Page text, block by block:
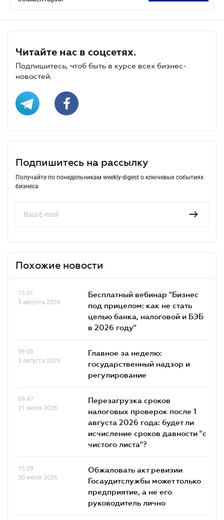
Читайте нас в соцсетях.
Подпишитесь, чтоб быть в курсе всех бизнес-
новостей.
Подпишитесь на рассылку
Получайте по понедельникам weekly-digest о ключевых событиях
бизнеса
Похожие новости
15.01
5 августа 2026
Бесплатный вебинар "Бизнес
под прицелом: как не стать
целью банка, налоговой и БЭБ
в 2026 году"
09.00
3 августа 2026
Главное за неделю:
государственный надзор и
регулирование
09.47
31 июля 2026
Перезагрузка сроков
налоговых проверок после 1
августа 2026 года: будет ли
исчисление сроков давности "с
чистого листа"?
15.29
30 июля 2026
Обжаловать акт ревизии
Госаудитслужбы может только
предприятие, а не его
руководитель лично